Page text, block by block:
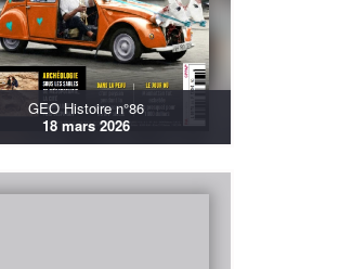
GEO Histoire n°86
18 mars 2026